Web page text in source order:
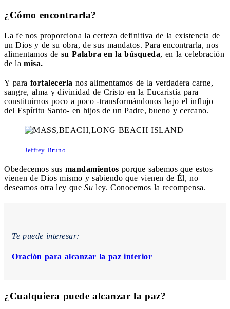
¿Cómo encontrarla?
La fe nos proporciona la certeza definitiva de la existencia de
un Dios y de su obra, de sus mandatos. Para encontrarla, nos
alimentamos de su Palabra en la búsqueda, en la celebración
de la misa.
Y para fortalecerla nos alimentamos de la verdadera carne,
sangre, alma y divinidad de Cristo en la Eucaristía para
constituirnos poco a poco -transformándonos bajo el influjo
del Espíritu Santo- en hijos de un Padre, bueno y cercano.
Jeffrey Bruno
Obedecemos sus mandamientos porque sabemos que estos
vienen de Dios mismo y sabiendo que vienen de Él, no
deseamos otra ley que Su ley. Conocemos la recompensa.
Te puede interesar:
Oración para alcanzar la paz interior
¿Cualquiera puede alcanzar la paz?